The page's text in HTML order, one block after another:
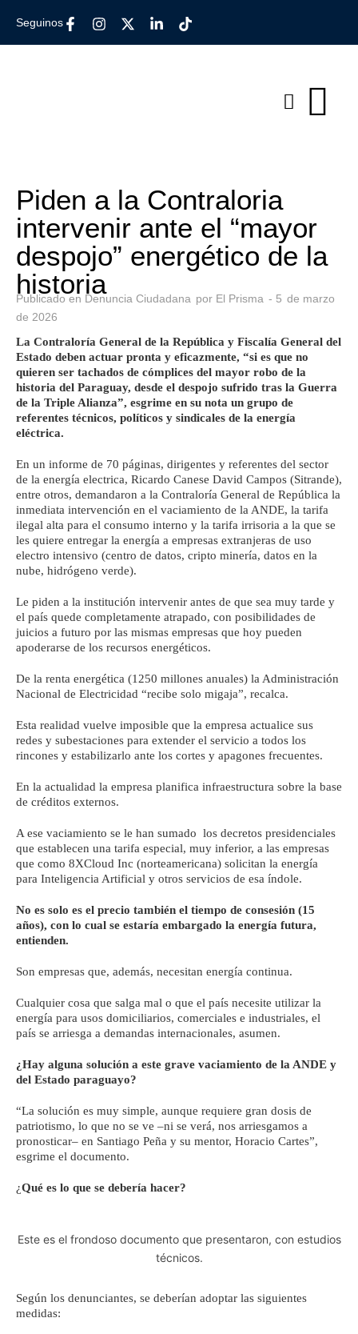
Seguinos
Piden a la Contraloria
intervenir ante el “mayor
despojo” energético de la
historia
Publicado en Denuncia Ciudadana por El Prisma - 5 de marzo
de 2026
La Contraloría General de la República y Fiscalía General del
Estado deben actuar pronta y eficazmente, “si es que no
quieren ser tachados de cómplices del mayor robo de la
historia del Paraguay, desde el despojo sufrido tras la Guerra
de la Triple Alianza”, esgrime en su nota un grupo de
referentes técnicos, políticos y sindicales de la energía
eléctrica.
En un informe de 70 páginas, dirigentes y referentes del sector
de la energía electrica, Ricardo Canese David Campos (Sitrande),
entre otros, demandaron a la Contraloría General de República la
inmediata intervención en el vaciamiento de la ANDE, la tarifa
ilegal alta para el consumo interno y la tarifa irrisoria a la que se
les quiere entregar la energía a empresas extranjeras de uso
electro intensivo (centro de datos, cripto minería, datos en la
nube, hidrógeno verde).
Le piden a la institución intervenir antes de que sea muy tarde y
el país quede completamente atrapado, con posibilidades de
juicios a futuro por las mismas empresas que hoy pueden
apoderarse de los recursos energéticos.
De la renta energética (1250 millones anuales) la Administración
Nacional de Electricidad “recibe solo migaja”, recalca.
Esta realidad vuelve imposible que la empresa actualice sus
redes y subestaciones para extender el servicio a todos los
rincones y estabilizarlo ante los cortes y apagones frecuentes.
En la actualidad la empresa planifica infraestructura sobre la base
de créditos externos.
A ese vaciamiento se le han sumado los decretos presidenciales
que establecen una tarifa especial, muy inferior, a las empresas
que como 8XCloud Inc (norteamericana) solicitan la energía
para Inteligencia Artificial y otros servicios de esa índole.
No es solo es el precio también el tiempo de consesión (15
años), con lo cual se estaría embargado la energía futura,
entienden.
Son empresas que, además, necesitan energía continua.
Cualquier cosa que salga mal o que el país necesite utilizar la
energía para usos domiciliarios, comerciales e industriales, el
país se arriesga a demandas internacionales, asumen.
¿Hay alguna solución a este grave vaciamiento de la ANDE y
del Estado paraguayo?
“La solución es muy simple, aunque requiere gran dosis de
patriotismo, lo que no se ve –ni se verá, nos arriesgamos a
pronosticar– en Santiago Peña y su mentor, Horacio Cartes”,
esgrime el documento.
¿Qué es lo que se debería hacer?
Este es el frondoso documento que presentaron, con estudios
técnicos.
Según los denunciantes, se deberían adoptar las siguientes
medidas: